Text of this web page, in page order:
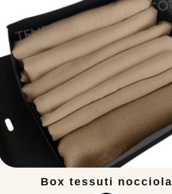
Box tessuti nocciola